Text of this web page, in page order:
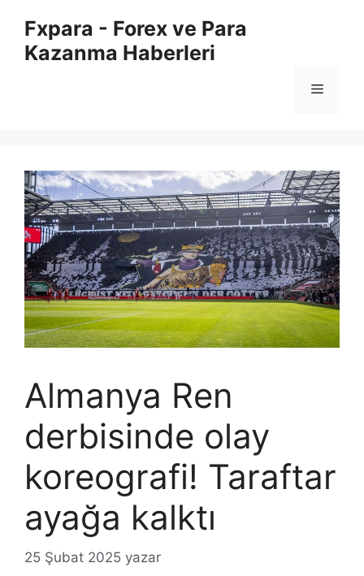
Fxpara - Forex ve Para
Kazanma Haberleri
Menü
Almanya Ren
derbisinde olay
koreografi! Taraftar
ayağa kalktı
25 Şubat 2025 yazar